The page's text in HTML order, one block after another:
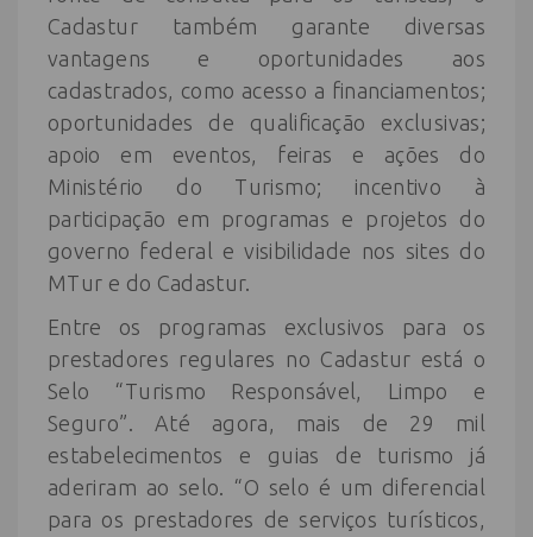
Cadastur também garante diversas
vantagens e oportunidades aos
cadastrados, como acesso a financiamentos;
oportunidades de qualificação exclusivas;
apoio em eventos, feiras e ações do
Ministério do Turismo; incentivo à
participação em programas e projetos do
governo federal e visibilidade nos sites do
MTur e do Cadastur.
Entre os programas exclusivos para os
prestadores regulares no Cadastur está o
Selo “Turismo Responsável, Limpo e
Seguro”. Até agora, mais de 29 mil
estabelecimentos e guias de turismo já
aderiram ao selo. “O selo é um diferencial
para os prestadores de serviços turísticos,